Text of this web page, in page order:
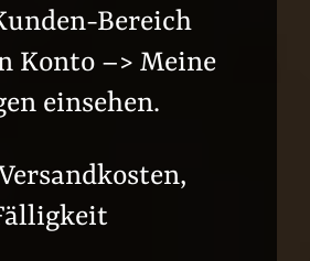
Bereich
Konto –> Meine
einsehen.